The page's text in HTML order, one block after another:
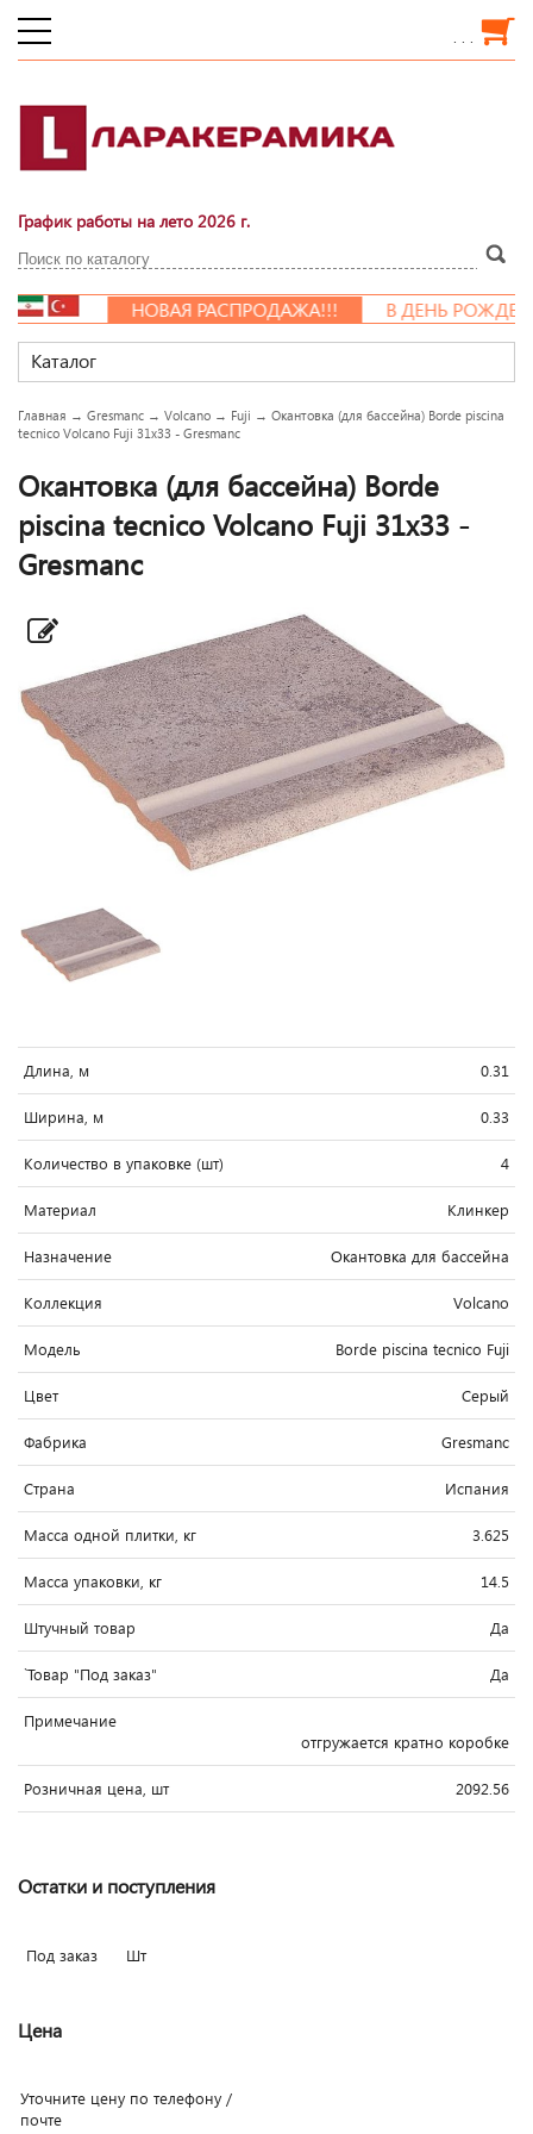
. . .
График работы на лето 2026 г.
НОВАЯ РАСПРОДАЖА!!!
В ДЕНЬ
Каталог
Главная → Gresmanc → Volcano → Fuji → Окантовка (для бассейна) Borde piscina
tecnico Volcano Fuji 31x33 - Gresmanc
Окантовка (для бассейна) Borde
piscina tecnico Volcano Fuji 31x33 -
Gresmanc
Длина, м 0.31
Ширина, м 0.33
Количество в упаковке (шт) 4
Материал Клинкер
Назначение Окантовка для бассейна
Коллекция Volcano
Модель Borde piscina tecnico Fuji
Цвет Серый
Фабрика Gresmanc
Страна Испания
Масса одной плитки, кг 3.625
Масса упаковки, кг 14.5
Штучный товар Да
`Товар "Под заказ" Да
Примечание
отгружается кратно коробке
Розничная цена, шт 2092.56
Остатки и поступления
Под заказ Шт
Цена
Уточните цену по телефону /
почте